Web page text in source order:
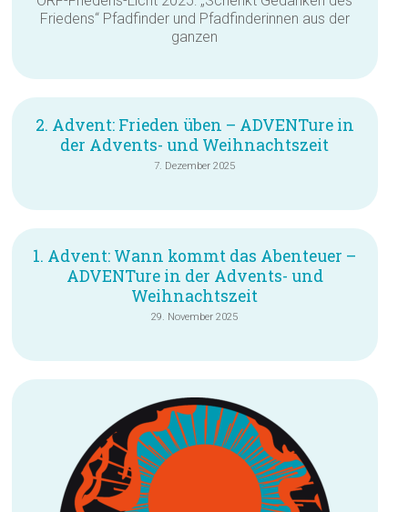
Friedens“ Pfadfinder und Pfadfinderinnen aus der
ganzen
2. Advent: Frieden üben – ADVENTure in
der Advents- und Weihnachtszeit
7. Dezember 2025
1. Advent: Wann kommt das Abenteuer –
ADVENTure in der Advents- und
Weihnachtszeit
29. November 2025